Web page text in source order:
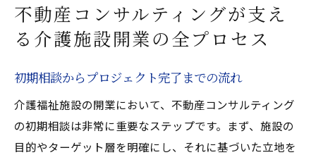
不動産コンサルティングが支え
る介護施設開業の全プロセス
初期相談からプロジェクト完了までの流れ
介護福祉施設の開業において、不動産コンサルティング
の初期相談は非常に重要なステップです。まず、施設の
目的やターゲット層を明確にし、それに基づいた立地を